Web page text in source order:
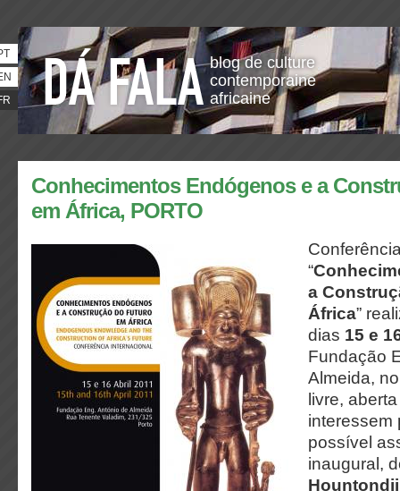
blog de culture
contemporaine
africaine
Conhecimentos Endógenos e a
em África, PORTO
“
a
África”
dias 15 e
Fundação
Almeida,
livre,
interessem
possível
inaugural,
Hountondji